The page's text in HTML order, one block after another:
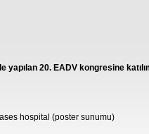
20. EADV kongresine
hospital (poster sunumu)